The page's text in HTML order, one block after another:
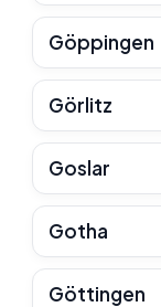
Göppingen
Görlitz
Goslar
Gotha
Göttingen